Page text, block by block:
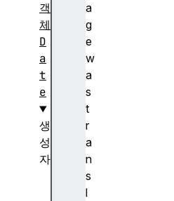
a
g
e
w
a
s
t
r
a
n
s
l
객
체
D
a
t
e
생
성
자